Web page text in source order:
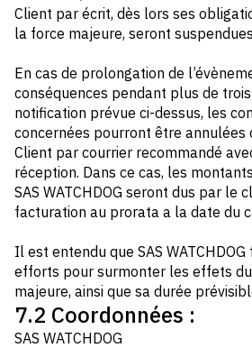
Client par écrit, dès lors ses
la force majeure, seront
En cas de prolongation de
conséquences pendant plus de
notification prévue ci-dessus, les
concernées pourront être annulées
Client par courrier recommandé
réception. Dans ce cas, les
SAS WATCHDOG seront dus par le
facturation au prorata a la date du
Il est entendu que SAS
efforts pour surmonter les effets
majeure, ainsi que sa durée
7.2 Coordonnées :
SAS WATCHDOG